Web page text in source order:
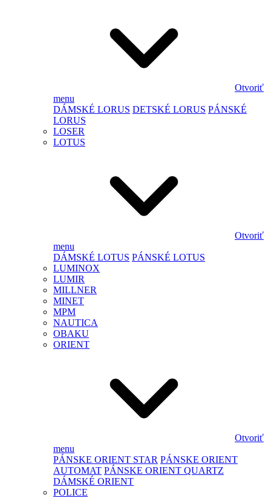
Otvoriť
menu
DÁMSKÉ LORUS DETSKÉ LORUS PÁNSKÉ
LORUS
LOSER
LOTUS
Otvoriť
menu
DÁMSKÉ LOTUS PÁNSKÉ LOTUS
LUMINOX
LUMIR
MILLNER
MINET
MPM
NAUTICA
OBAKU
ORIENT
Otvoriť
menu
PÁNSKE ORIENT STAR PÁNSKE ORIENT
AUTOMAT PÁNSKE ORIENT QUARTZ
DÁMSKÉ ORIENT
POLICE